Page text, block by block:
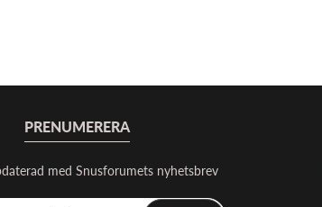
PRENUMERERA
med Snusforumets nyhetsbrev